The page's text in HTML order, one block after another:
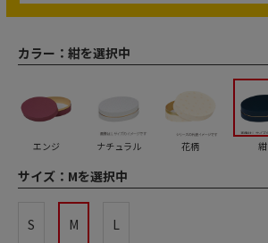
カラー： 紺を選択中
エンジ ナチュラル 花柄 紺
サイズ： Mを選択中
S M L